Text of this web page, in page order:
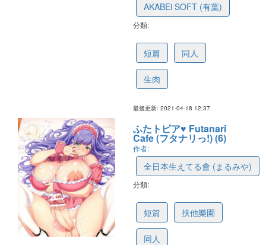
AKABEi SOFT (有葉)
分類:
短篇 同人
生肉
最後更新: 2021-04-18 12:37
ふたトピア♥ Futanari
Cafe (フタナリっ!) (6)
作者:
全日本生えてる會 (まるみや)
分類:
短篇 扶他樂園
同人